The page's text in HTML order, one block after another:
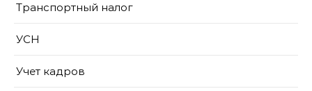
Транспортный налог
УСН
Учет кадров